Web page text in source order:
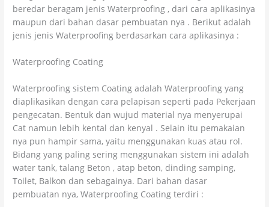
beredar beragam jenis Waterproofing , dari cara aplikasinya
maupun dari bahan dasar pembuatan nya . Berikut adalah
jenis jenis Waterproofing berdasarkan cara aplikasinya :
Waterproofing Coating
Waterproofing sistem Coating adalah Waterproofing yang
diaplikasikan dengan cara pelapisan seperti pada Pekerjaan
pengecatan. Bentuk dan wujud material nya menyerupai
Cat namun lebih kental dan kenyal . Selain itu pemakaian
nya pun hampir sama, yaitu menggunakan kuas atau rol.
Bidang yang paling sering menggunakan sistem ini adalah
water tank, talang Beton , atap beton, dinding samping,
Toilet, Balkon dan sebagainya. Dari bahan dasar
pembuatan nya, Waterproofing Coating terdiri :